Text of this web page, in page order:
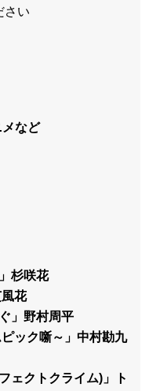
さい
など
杉咲花
花
」野村周平
ック噺～」中村勘九
ェクトクライム)」ト